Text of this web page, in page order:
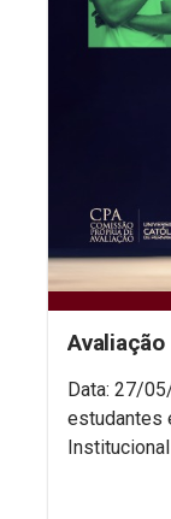
Data: 27/
estudantes
Institucional